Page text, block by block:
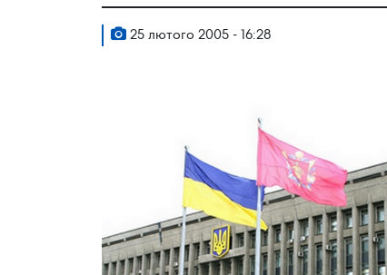
25 лютого 2005 - 16:28